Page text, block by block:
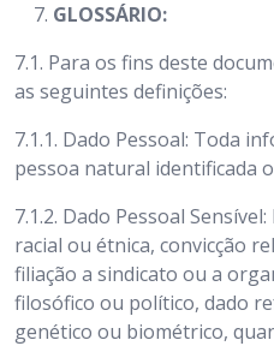
GLOSSÁRIO:
7.1. Para os fins deste
as seguintes definições:
7.1.1. Dado Pessoal: Toda
pessoa natural identificada
7.1.2. Dado Pessoal
racial ou étnica, convicção
filiação a sindicato ou a
filosófico ou político, dado
genético ou biométrico,